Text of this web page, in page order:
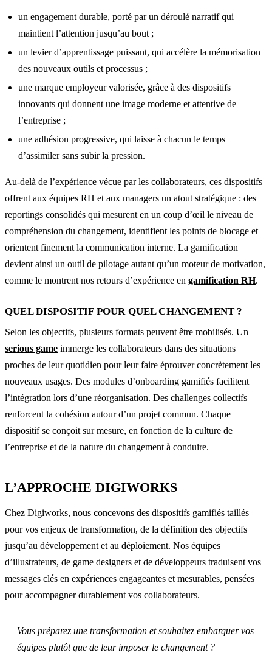
un engagement durable, porté par un déroulé narratif qui
maintient l’attention jusqu’au bout ;
un levier d’apprentissage puissant, qui accélère la mémorisation
des nouveaux outils et processus ;
une marque employeur valorisée, grâce à des dispositifs
innovants qui donnent une image moderne et attentive de
l’entreprise ;
une adhésion progressive, qui laisse à chacun le temps
d’assimiler sans subir la pression.
Au-delà de l’expérience vécue par les collaborateurs, ces dispositifs
offrent aux équipes RH et aux managers un atout stratégique : des
reportings consolidés qui mesurent en un coup d’œil le niveau de
compréhension du changement, identifient les points de blocage et
orientent finement la communication interne. La gamification
devient ainsi un outil de pilotage autant qu’un moteur de motivation,
comme le montrent nos retours d’expérience en gamification RH.
QUEL DISPOSITIF POUR QUEL CHANGEMENT ?
Selon les objectifs, plusieurs formats peuvent être mobilisés. Un
serious game immerge les collaborateurs dans des situations
proches de leur quotidien pour leur faire éprouver concrètement les
nouveaux usages. Des modules d’onboarding gamifiés facilitent
l’intégration lors d’une réorganisation. Des challenges collectifs
renforcent la cohésion autour d’un projet commun. Chaque
dispositif se conçoit sur mesure, en fonction de la culture de
l’entreprise et de la nature du changement à conduire.
L’APPROCHE DIGIWORKS
Chez Digiworks, nous concevons des dispositifs gamifiés taillés
pour vos enjeux de transformation, de la définition des objectifs
jusqu’au développement et au déploiement. Nos équipes
d’illustrateurs, de game designers et de développeurs traduisent vos
messages clés en expériences engageantes et mesurables, pensées
pour accompagner durablement vos collaborateurs.
Vous préparez une transformation et souhaitez embarquer vos
équipes plutôt que de leur imposer le changement ?